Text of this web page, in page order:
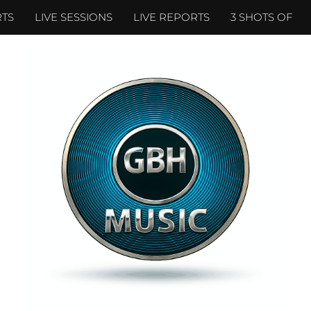
LIVE SESSIONS LIVE REPORTS 3 SHOTS OF